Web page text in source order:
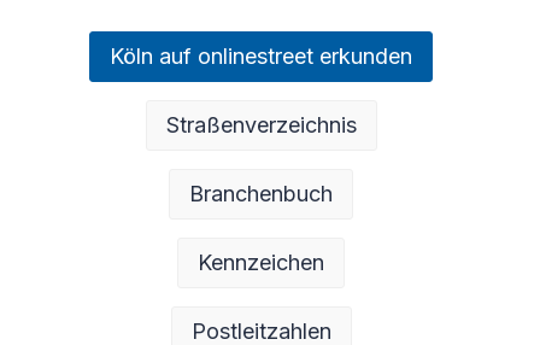
Köln auf onlinestreet erkunden
Straßenverzeichnis
Branchenbuch
Kennzeichen
Postleitzahlen